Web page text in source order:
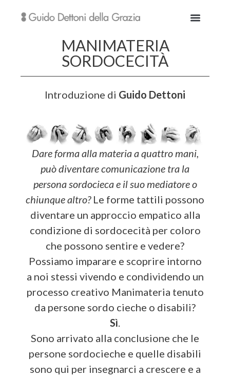
MANIMATERIA
SORDOCECITÀ
Introduzione di Guido Dettoni
Dare forma alla materia a quattro mani,
può diventare comunicazione tra la
persona sordocieca e il suo mediatore o
chiunque altro?Le forme tattili possono
diventare un approccio empatico alla
condizione di sordocecità per coloro
che possono sentire e vedere?
Possiamo imparare e scoprire intorno
a noi stessi vivendo e condividendo un
processo creativo Manimateria tenuto
da persone sordo cieche o disabili?
Sì.
Sono arrivato alla conclusione che le
persone sordocieche e quelle disabili
sono qui per insegnarci a crescere e a